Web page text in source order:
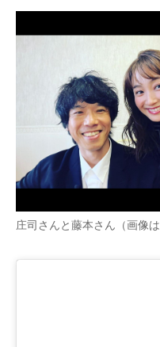
庄司さんと藤本さん（画像は